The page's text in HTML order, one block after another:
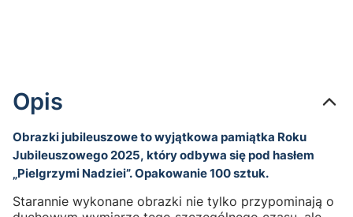
Opis
Obrazki jubileuszowe to wyjątkowa pamiątka Roku
Jubileuszowego 2025, który odbywa się pod hasłem
„Pielgrzymi Nadziei”. Opakowanie 100 sztuk.
Starannie wykonane obrazki nie tylko przypominają o